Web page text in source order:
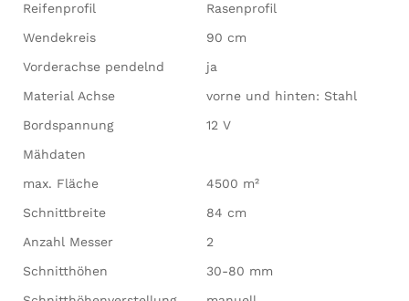
Reifenprofil
Rasenprofil
Wendekreis
90 cm
Vorderachse pendelnd
ja
Material Achse
vorne und hinten: Stahl
Bordspannung
12 V
Mähdaten
max. Fläche
4500 m²
Schnittbreite
84 cm
Anzahl Messer
2
Schnitthöhen
30-80 mm